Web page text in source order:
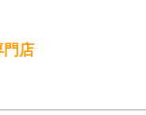
門店